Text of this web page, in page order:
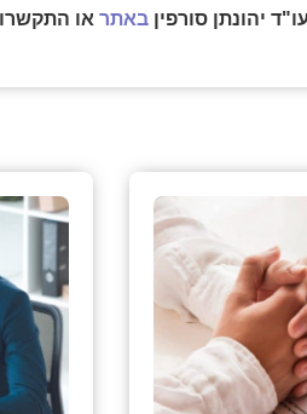
יהונתן סורפיןבאתר או